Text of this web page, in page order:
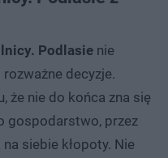
Podlasie nie
decyzje.
że nie do końca zna się
gospodarstwo, przez
siebie kłopoty. Nie